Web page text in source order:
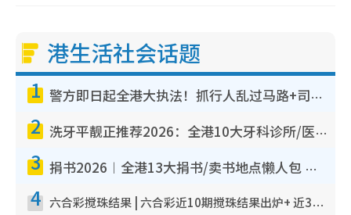
港生活社会话题
1 警方即日起全港大执法！抓行人乱过马路+司机不专注驾驶！乱过马路罚$2000
2 洗牙平靓正推荐2026：全港10大牙科诊所/医院懒人包，夜诊至8点/镇静洁牙/医疗券适用
3 捐书2026︱全港13大捐书/卖书地点懒人包 二手课本最高$150＋旧书换免费咖啡/戏票
4 六合彩搅珠结果 | 六合彩近10期搅珠结果出炉+ 近30期最旺热门中奖号码